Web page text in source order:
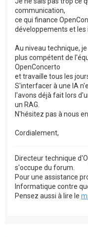
communication,
ce qui finance
développements et les
Au niveau technique,
plus compétent de
OpenConcerto
et travaille tous les
S'interfacer à une IA
l'avons déjà fait lors
un RAG.
N'hésitez pas à nous
Cordialement,
Directeur technique
s'occupe du forum.
Pour une assistance
Informatique contre
Pensez aussi à lire le